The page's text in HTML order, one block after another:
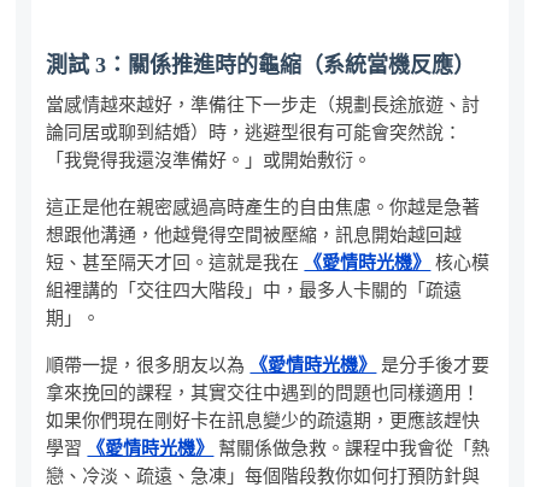
測試 3：關係推進時的龜縮（系統當機反應）
當感情越來越好，準備往下一步走（規劃長途旅遊、討
論同居或聊到結婚）時，逃避型很有可能會突然說：
「我覺得我還沒準備好。」或開始敷衍。
這正是他在親密感過高時產生的自由焦慮。你越是急著
想跟他溝通，他越覺得空間被壓縮，訊息開始越回越
短、甚至隔天才回。這就是我在
《愛情時光機》
核心模
組裡講的「交往四大階段」中，最多人卡關的「疏遠
期」。
順帶一提，很多朋友以為 《愛情時光機》
是分手後才要
拿來挽回的課程，其實交往中遇到的問題也同樣適用！
如果你們現在剛好卡在訊息變少的疏遠期，更應該趕快
學習
《愛情時光機》
幫關係做急救。課程中我會從「熱
戀、冷淡、疏遠、急凍」每個階段教你如何打預防針與